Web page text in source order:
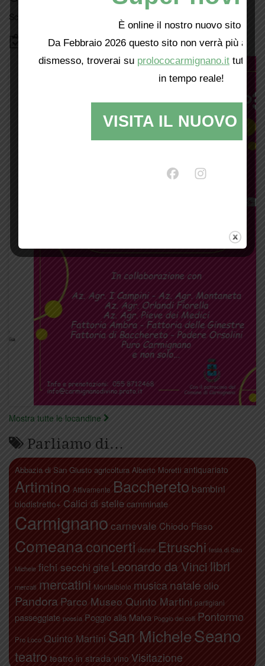
Scopri tutti gli eventi
Bacheca
Mostra tutte le locandine
Parliamo di…
Abbazia di San Giusto agricoltura Alberto Moretti antiquariato
Artimino Attivamente Bacchereto bambini
biodistretto+ Calici di stellecamminate
Carmignano carnevale Chiodo Fisso
Comeanaconcerti donne Etruschi festa di San
Michele fichi secchi gite Leonardo da Vinci libri
mercati mercatini Montalbiolo musica natale olio
Pandora Parco Museo Quinto Martini partigiani
passeggiate poesia Poggio alla Malva Poggio dei colli Pontormo
Pro Loco Quinto Martini San MicheleSeano
teatro teatro in strada vino Visitazione
È online il nostro nuovo sito web!
Da Febbraio 2026 questo sito non verrà più
dismesso, troverai su prolococarmignano.it tutti i
in tempo reale!
VISITA IL NUOVO